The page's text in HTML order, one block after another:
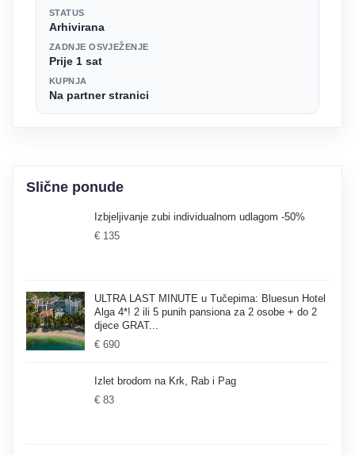
STATUS
Arhivirana
ZADNJE OSVJEŽENJE
Prije 1 sat
KUPNJA
Na partner stranici
Slične ponude
Izbjeljivanje zubi individualnom udlagom -50%
€ 135
ULTRA LAST MINUTE u Tučepima: Bluesun Hotel
Alga 4*! 2 ili 5 punih pansiona za 2 osobe + do 2
djece GRAT...
€ 690
Izlet brodom na Krk, Rab i Pag
€ 83